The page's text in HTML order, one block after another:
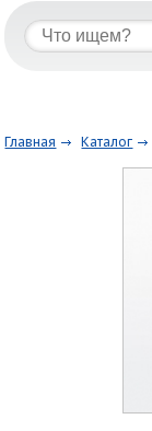
Главная Каталог